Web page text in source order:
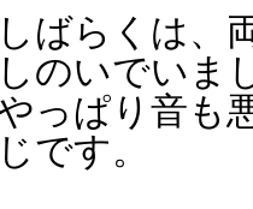
しばらくは、
しのいでいま
っぱり音も
じです。